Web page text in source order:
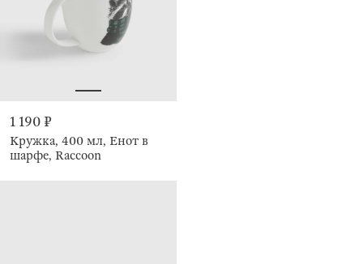
1 190 ₽
Кружка, 400 мл, Енот в
шарфе, Raccoon